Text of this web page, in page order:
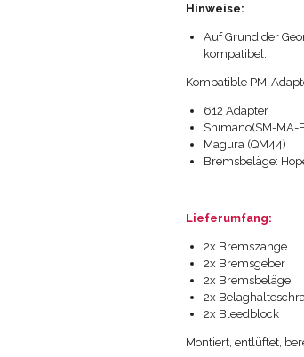
Hinweise:
Auf Grund der
kompatibel.
Kompatible PM-
612 Adapter
Shimano(SM-MA-
Magura (QM44)
Bremsbeläge:
Lieferumfang:
2x Bremszange
2x Bremsgeber
2x Bremsbeläge
2x
2x Bleedblock
Montiert, entlüftet,